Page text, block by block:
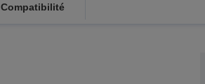
Compatibilité